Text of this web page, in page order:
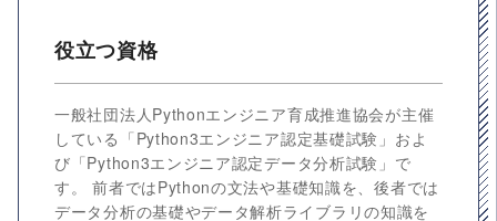
役立つ資格
一般社団法人Pythonエンジニア育成推進協会が主催
している「Python3エンジニア認定基礎試験」およ
び「Python3エンジニア認定データ分析試験」で
す。 前者ではPythonの文法や基礎知識を、後者では
データ分析の基礎やデータ解析ライブラリの知識を